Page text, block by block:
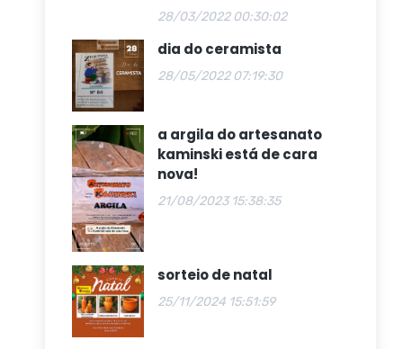
28/03/2022 00:30:02
dia do ceramista
28/05/2022 07:19:30
a argila do artesanato
kaminski está de cara
nova!
21/08/2023 15:38:35
sorteio de natal
25/11/2024 15:51:59